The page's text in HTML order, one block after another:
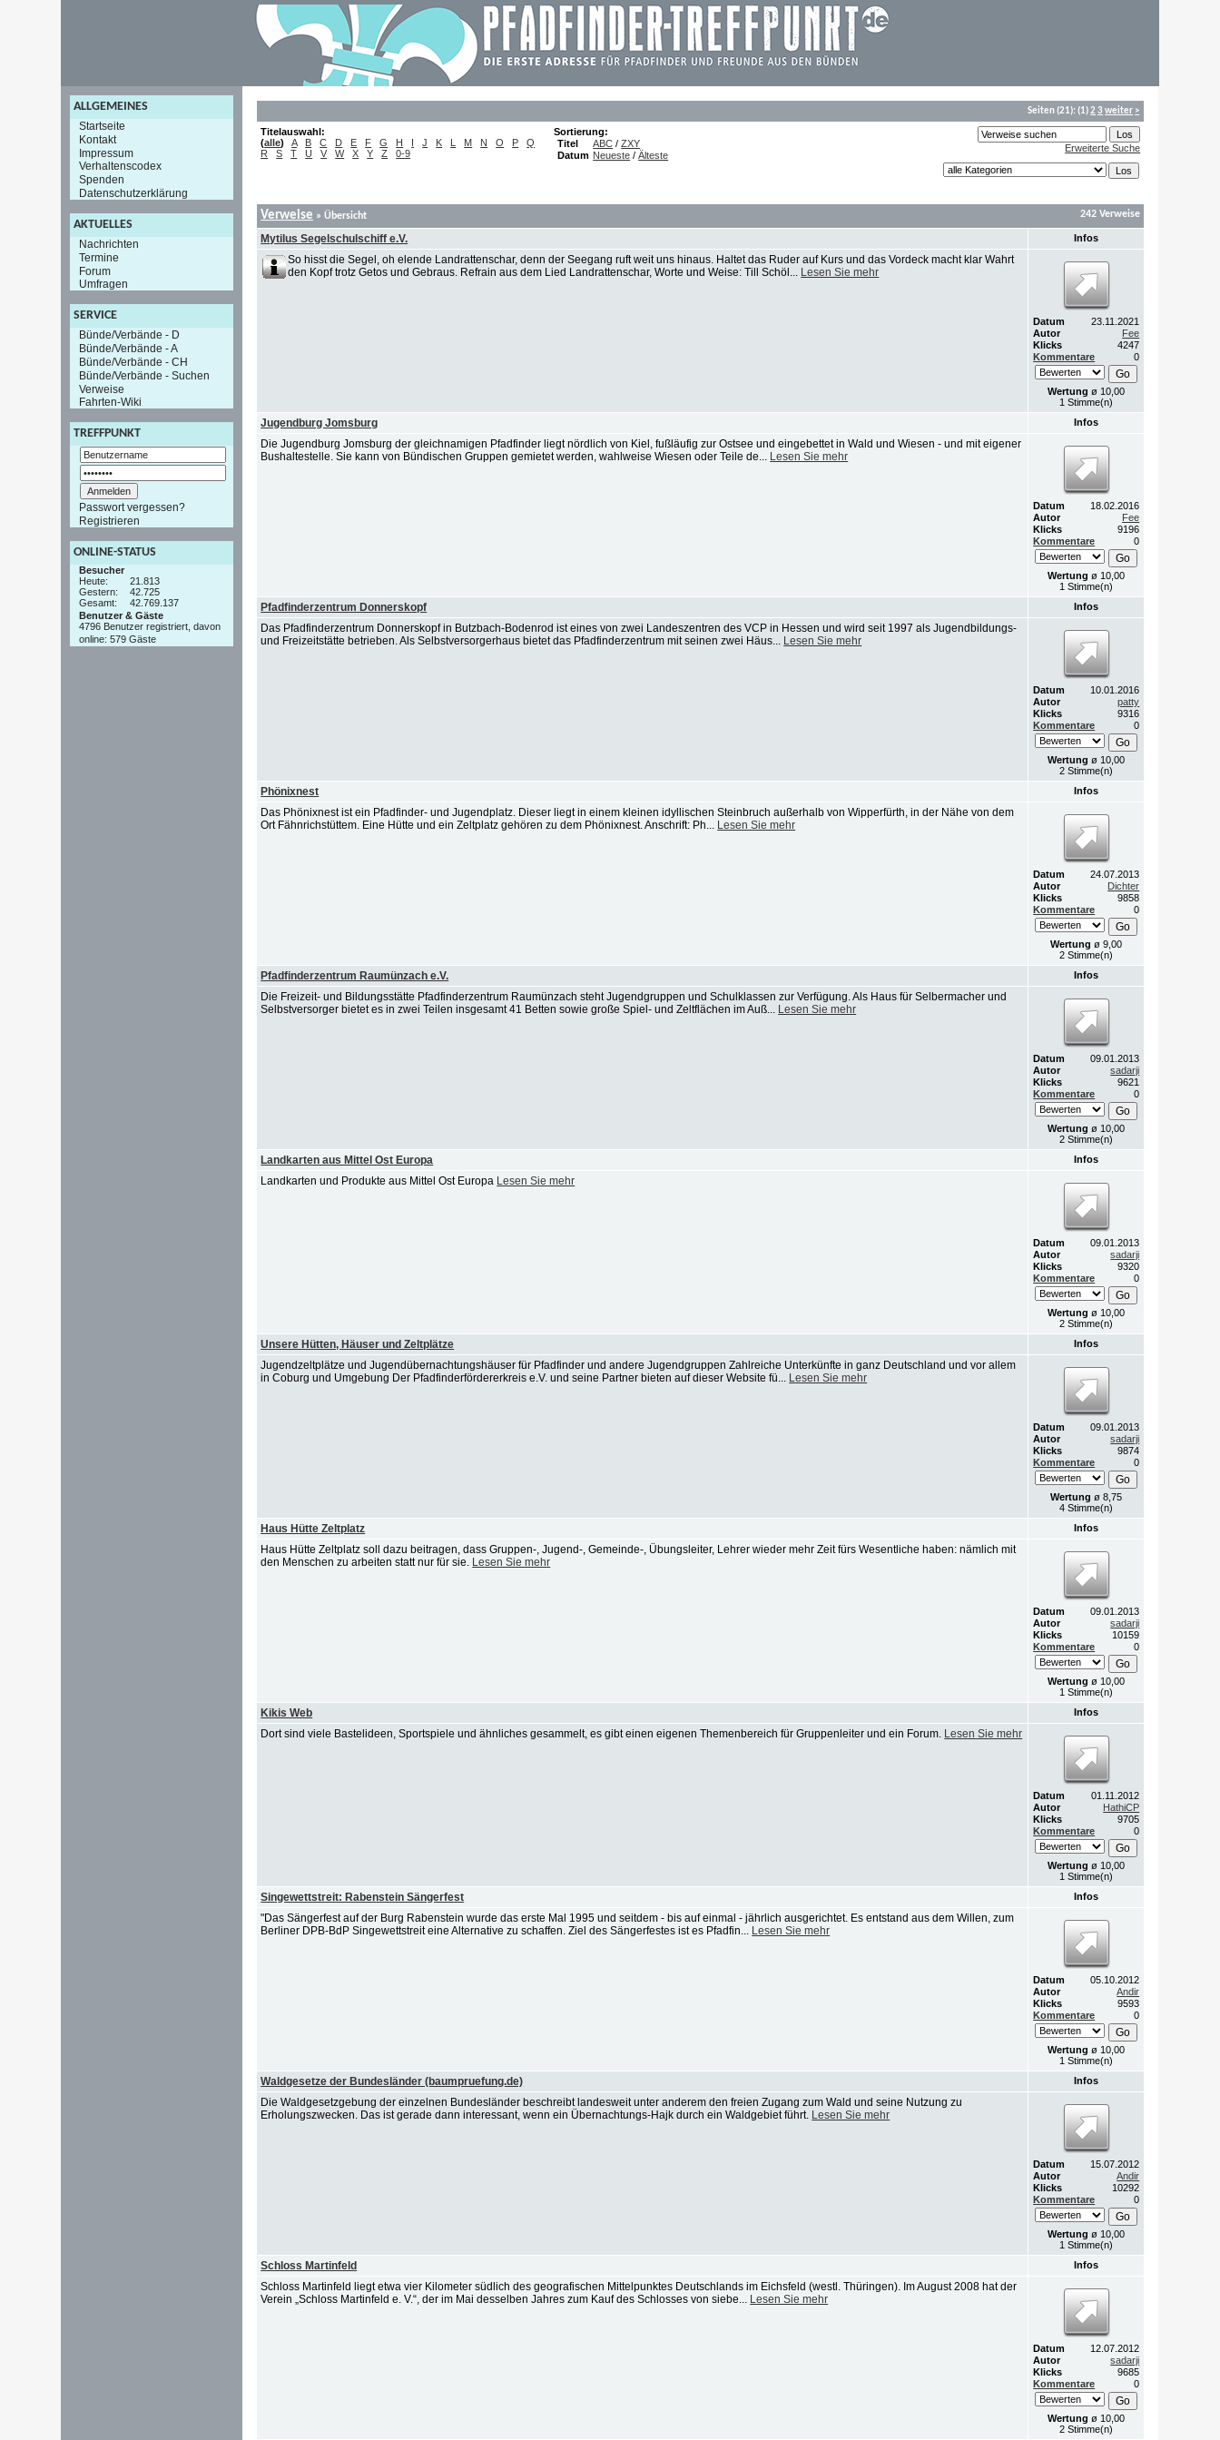
ALLGEMEINES
Startseite
Kontakt
Impressum
Verhaltenscodex
Spenden
Datenschutzerklärung
AKTUELLES
Nachrichten
Termine
Forum
Umfragen
SERVICE
Bünde/Verbände - D
Bünde/Verbände - A
Bünde/Verbände - CH
Bünde/Verbände - Suchen
Verweise
Fahrten-Wiki
TREFFPUNKT
Passwort vergessen?
Registrieren
ONLINE-STATUS
Besucher
Heute:
21.813
Gestern:
42.725
Gesamt:
42.769.137
Benutzer & Gäste
4796 Benutzer registriert, davon
online: 579 Gäste
Seiten(21):(1) 2 3 weiter >
Titelauswahl:
(alle) A B C D E F G H I J K L M N O P
Q
R
S T U V W X Y Z 0-9
Sortierung:
Titel
ABC /ZXY
Datum Neueste /Älteste
Erweiterte Suche
Verweise » Übersicht 242 Verweise
Mytilus Segelschulschiff e.V. Infos
So hisst die Segel, oh elende Landrattenschar, denn der Seegang ruft weit uns hinaus. Haltet das Ruder auf Kurs und das Vordeck macht klar Wahrt
den Kopf trotz Getos und Gebraus. Refrain aus dem Lied Landrattenschar, Worte und Weise: Till Schöl... Lesen Sie mehr
Datum
23.11.2021
Autor
Fee
Klicks
4247
Kommentare
0
Wertung ø 10,00
1 Stimme(n)
Jugendburg Jomsburg Infos
Die Jugendburg Jomsburg der gleichnamigen Pfadfinder liegt nördlich von Kiel, fußläufig zur Ostsee und eingebettet in Wald und Wiesen - und mit eigener
Bushaltestelle. Sie kann von Bündischen Gruppen gemietet werden, wahlweise Wiesen oder Teile de... Lesen Sie mehr
Datum
18.02.2016
Autor
Fee
Klicks
9196
Kommentare
0
Wertung ø 10,00
1 Stimme(n)
Pfadfinderzentrum Donnerskopf Infos
Das Pfadfinderzentrum Donnerskopf in Butzbach-Bodenrod ist eines von zwei Landeszentren des VCP in Hessen und wird seit 1997 als Jugendbildungs-
und Freizeitstätte betrieben. Als Selbstversorgerhaus bietet das Pfadfinderzentrum mit seinen zwei Häus... Lesen Sie mehr
Datum
10.01.2016
Autor
patty
Klicks
9316
Kommentare
0
Wertung ø 10,00
2 Stimme(n)
Phönixnest Infos
Das Phönixnest ist ein Pfadfinder- und Jugendplatz. Dieser liegt in einem kleinen idyllischen Steinbruch außerhalb von Wipperfürth, in der Nähe von dem
Ort Fähnrichstüttem. Eine Hütte und ein Zeltplatz gehören zu dem Phönixnest. Anschrift: Ph... Lesen Sie mehr
Datum
24.07.2013
Autor
Dichter
Klicks
9858
Kommentare
0
Wertung ø 9,00
2 Stimme(n)
Pfadfinderzentrum Raumünzach e.V. Infos
Die Freizeit- und Bildungsstätte Pfadfinderzentrum Raumünzach steht Jugendgruppen und Schulklassen zur Verfügung. Als Haus für Selbermacher und
Selbstversorger bietet es in zwei Teilen insgesamt 41 Betten sowie große Spiel- und Zeltflächen im Auß... Lesen Sie mehr
Datum
09.01.2013
Autor
sadarji
Klicks
9621
Kommentare
0
Wertung ø 10,00
2 Stimme(n)
Landkarten aus Mittel Ost Europa Infos
Landkarten und Produkte aus Mittel Ost Europa Lesen Sie mehr
Datum
09.01.2013
Autor
sadarji
Klicks
9320
Kommentare
0
Wertung ø 10,00
2 Stimme(n)
Unsere Hütten, Häuser und Zeltplätze Infos
Jugendzeltplätze und Jugendübernachtungshäuser für Pfadfinder und andere Jugendgruppen Zahlreiche Unterkünfte in ganz Deutschland und vor allem
in Coburg und Umgebung Der Pfadfinderfördererkreis e.V. und seine Partner bieten auf dieser Website fü... Lesen Sie mehr
Datum
09.01.2013
Autor
sadarji
Klicks
9874
Kommentare
0
Wertung ø 8,75
4 Stimme(n)
Haus Hütte Zeltplatz Infos
Haus Hütte Zeltplatz soll dazu beitragen, dass Gruppen-, Jugend-, Gemeinde-, Übungsleiter, Lehrer wieder mehr Zeit fürs Wesentliche haben: nämlich mit
den Menschen zu arbeiten statt nur für sie. Lesen Sie mehr
Datum
09.01.2013
Autor
sadarji
Klicks
10159
Kommentare
0
Wertung ø 10,00
1 Stimme(n)
Kikis Web Infos
Dort sind viele Bastelideen, Sportspiele und ähnliches gesammelt, es gibt einen eigenen Themenbereich für Gruppenleiter und ein Forum. Lesen Sie mehr
Datum
01.11.2012
Autor
HathiCP
Klicks
9705
Kommentare
0
Wertung ø 10,00
1 Stimme(n)
Singewettstreit: Rabenstein Sängerfest Infos
"Das Sängerfest auf der Burg Rabenstein wurde das erste Mal 1995 und seitdem - bis auf einmal - jährlich ausgerichtet. Es entstand aus dem Willen, zum
Berliner DPB-BdP Singewettstreit eine Alternative zu schaffen. Ziel des Sängerfestes ist es Pfadfin... Lesen Sie mehr
Datum
05.10.2012
Autor
Andir
Klicks
9593
Kommentare
0
Wertung ø 10,00
1 Stimme(n)
Waldgesetze der Bundesländer (baumpruefung.de) Infos
Die Waldgesetzgebung der einzelnen Bundesländer beschreibt landesweit unter anderem den freien Zugang zum Wald und seine Nutzung zu
Erholungszwecken. Das ist gerade dann interessant, wenn ein Übernachtungs-Hajk durch ein Waldgebiet führt. Lesen Sie mehr
Datum
15.07.2012
Autor
Andir
Klicks
10292
Kommentare
0
Wertung ø 10,00
1 Stimme(n)
Schloss Martinfeld Infos
Schloss Martinfeld liegt etwa vier Kilometer südlich des geografischen Mittelpunktes Deutschlands im Eichsfeld (westl. Thüringen). Im August 2008 hat der
Verein „Schloss Martinfeld e. V.“, der im Mai desselben Jahres zum Kauf des Schlosses von siebe... Lesen Sie mehr
Datum
12.07.2012
Autor
sadarji
Klicks
9685
Kommentare
0
Wertung ø 10,00
2 Stimme(n)